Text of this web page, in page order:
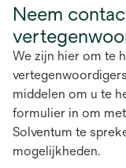
Neem
We zijn hier om te
middelen om u te
formulier in om
Solventum te
mogelijkheden.